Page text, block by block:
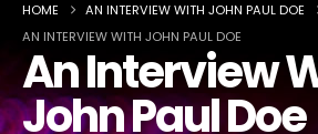
HOME
AN INTERVIEW WITH JOHN PAUL DOE
AN INTERVIEW WITH JOHN PAUL DOE
An Interview
John Paul Doe